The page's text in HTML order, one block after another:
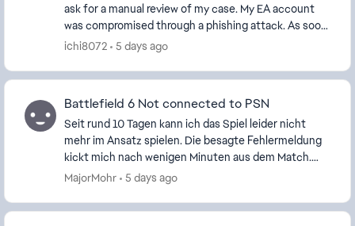
ask for a manual review of my case. My EA account
was compromised through a phishing attack. As soon
as I discovered the unauthorized access, I im...
ichi8072 5 days ago
Battlefield 6 Not connected to PSN
Seit rund 10 Tagen kann ich das Spiel leider nicht
mehr im Ansatz spielen. Die besagte Fehlermeldung
kickt mich nach wenigen Minuten aus dem Match.
Folgende Lösungsversuche wurden unternommen:
MajorMohr 5 days ago